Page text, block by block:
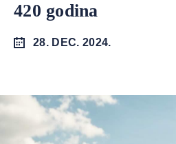
420 godina
28. DEC. 2024.